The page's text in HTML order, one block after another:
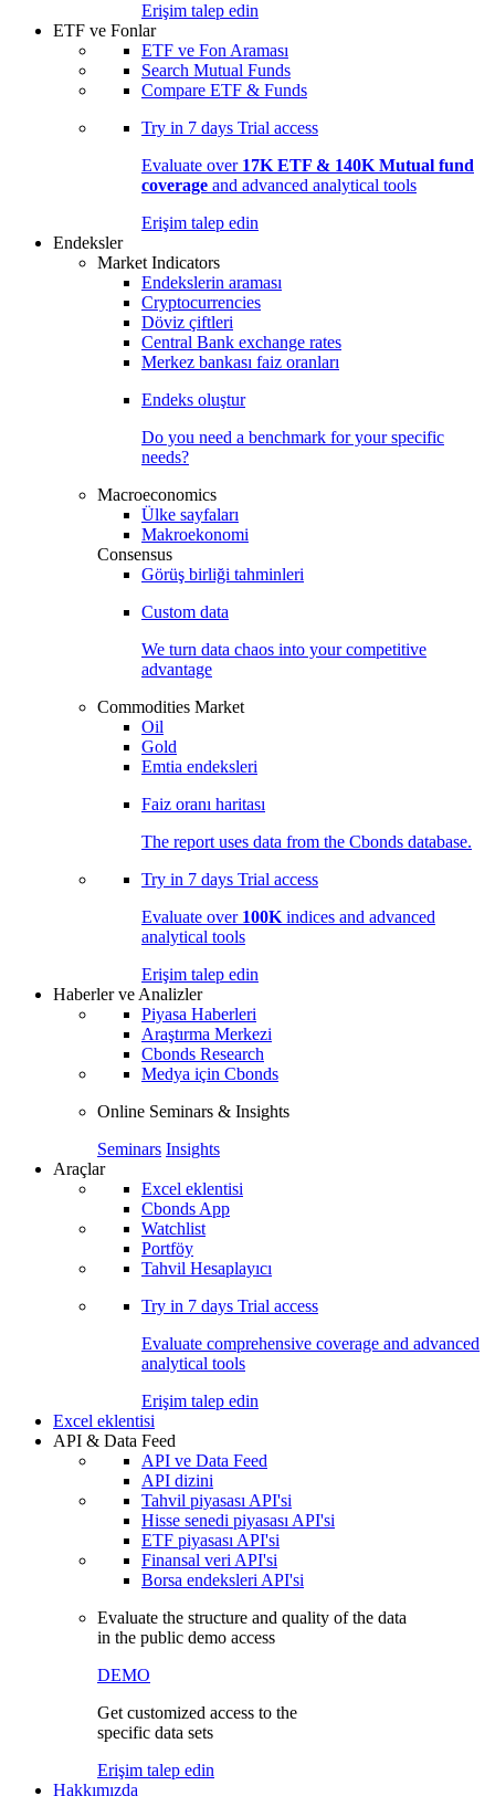
Erişim talep edin
ETF ve Fonlar
ETF ve Fon Araması
Search Mutual Funds
Compare ETF & Funds
Try in 7 days Trial access
Evaluate over 17K ETF & 140K Mutual fund
coverage and advanced analytical tools
Erişim talep edin
Endeksler
Market Indicators
Endekslerin araması
Cryptocurrencies
Döviz çiftleri
Central Bank exchange rates
Merkez bankası faiz oranları
Endeks oluştur
Do you need a benchmark for your specific
needs?
Macroeconomics
Ülke sayfaları
Makroekonomi
Consensus
Görüş birliği tahminleri
Custom data
We turn data chaos into your competitive
advantage
Commodities Market
Oil
Gold
Emtia endeksleri
Faiz oranı haritası
The report uses data from the Cbonds database.
Try in 7 days Trial access
Evaluate over 100K indices and advanced
analytical tools
Erişim talep edin
Haberler ve Analizler
Piyasa Haberleri
Araştırma Merkezi
Cbonds Research
Medya için Cbonds
Online Seminars & Insights
Seminars Insights
Araçlar
Excel eklentisi
Cbonds App
Watchlist
Portföy
Tahvil Hesaplayıcı
Try in 7 days Trial access
Evaluate comprehensive coverage and advanced
analytical tools
Erişim talep edin
Excel eklentisi
API & Data Feed
API ve Data Feed
API dizini
Tahvil piyasası API'si
Hisse senedi piyasası API'si
ETF piyasası API'si
Finansal veri API'si
Borsa endeksleri API'si
Evaluate the structure and quality of the data
in the public demo access
DEMO
Get customized access to the
specific data sets
Erişim talep edin
Hakkımızda